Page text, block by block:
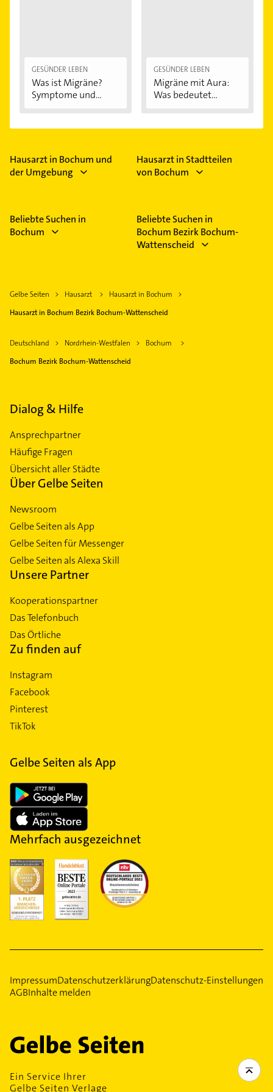
GESÜNDER LEBEN
Was ist Migräne?
Symptome und...
GESÜNDER LEBEN
Migräne mit Aura:
Was bedeutet...
Hausarzt in Bochum und
der Umgebung
Hausarzt in Stadtteilen
von Bochum
Beliebte Suchen in
Bochum
Beliebte Suchen in
Bochum Bezirk Bochum-
Wattenscheid
Gelbe Seiten Hausarzt
Hausarzt in Bochum
Hausarzt in Bochum Bezirk Bochum-Wattenscheid
Deutschland Nordrhein-Westfalen
Bochum
Bochum Bezirk Bochum-Wattenscheid
Dialog & Hilfe
Ansprechpartner
Häufige Fragen
Übersicht aller Städte
Über Gelbe Seiten
Newsroom
Gelbe Seiten als App
Gelbe Seiten für Messenger
Gelbe Seiten als Alexa Skill
Unsere Partner
Kooperationspartner
Das Telefonbuch
Das Örtliche
Zu finden auf
Instagram
Facebook
Pinterest
TikTok
Gelbe Seiten als App
Mehrfach ausgezeichnet
ImpressumDatenschutzerklärungDatenschutz-Einstellungen
AGBInhalte melden
Ein Service Ihrer
Gelbe Seiten Verlage